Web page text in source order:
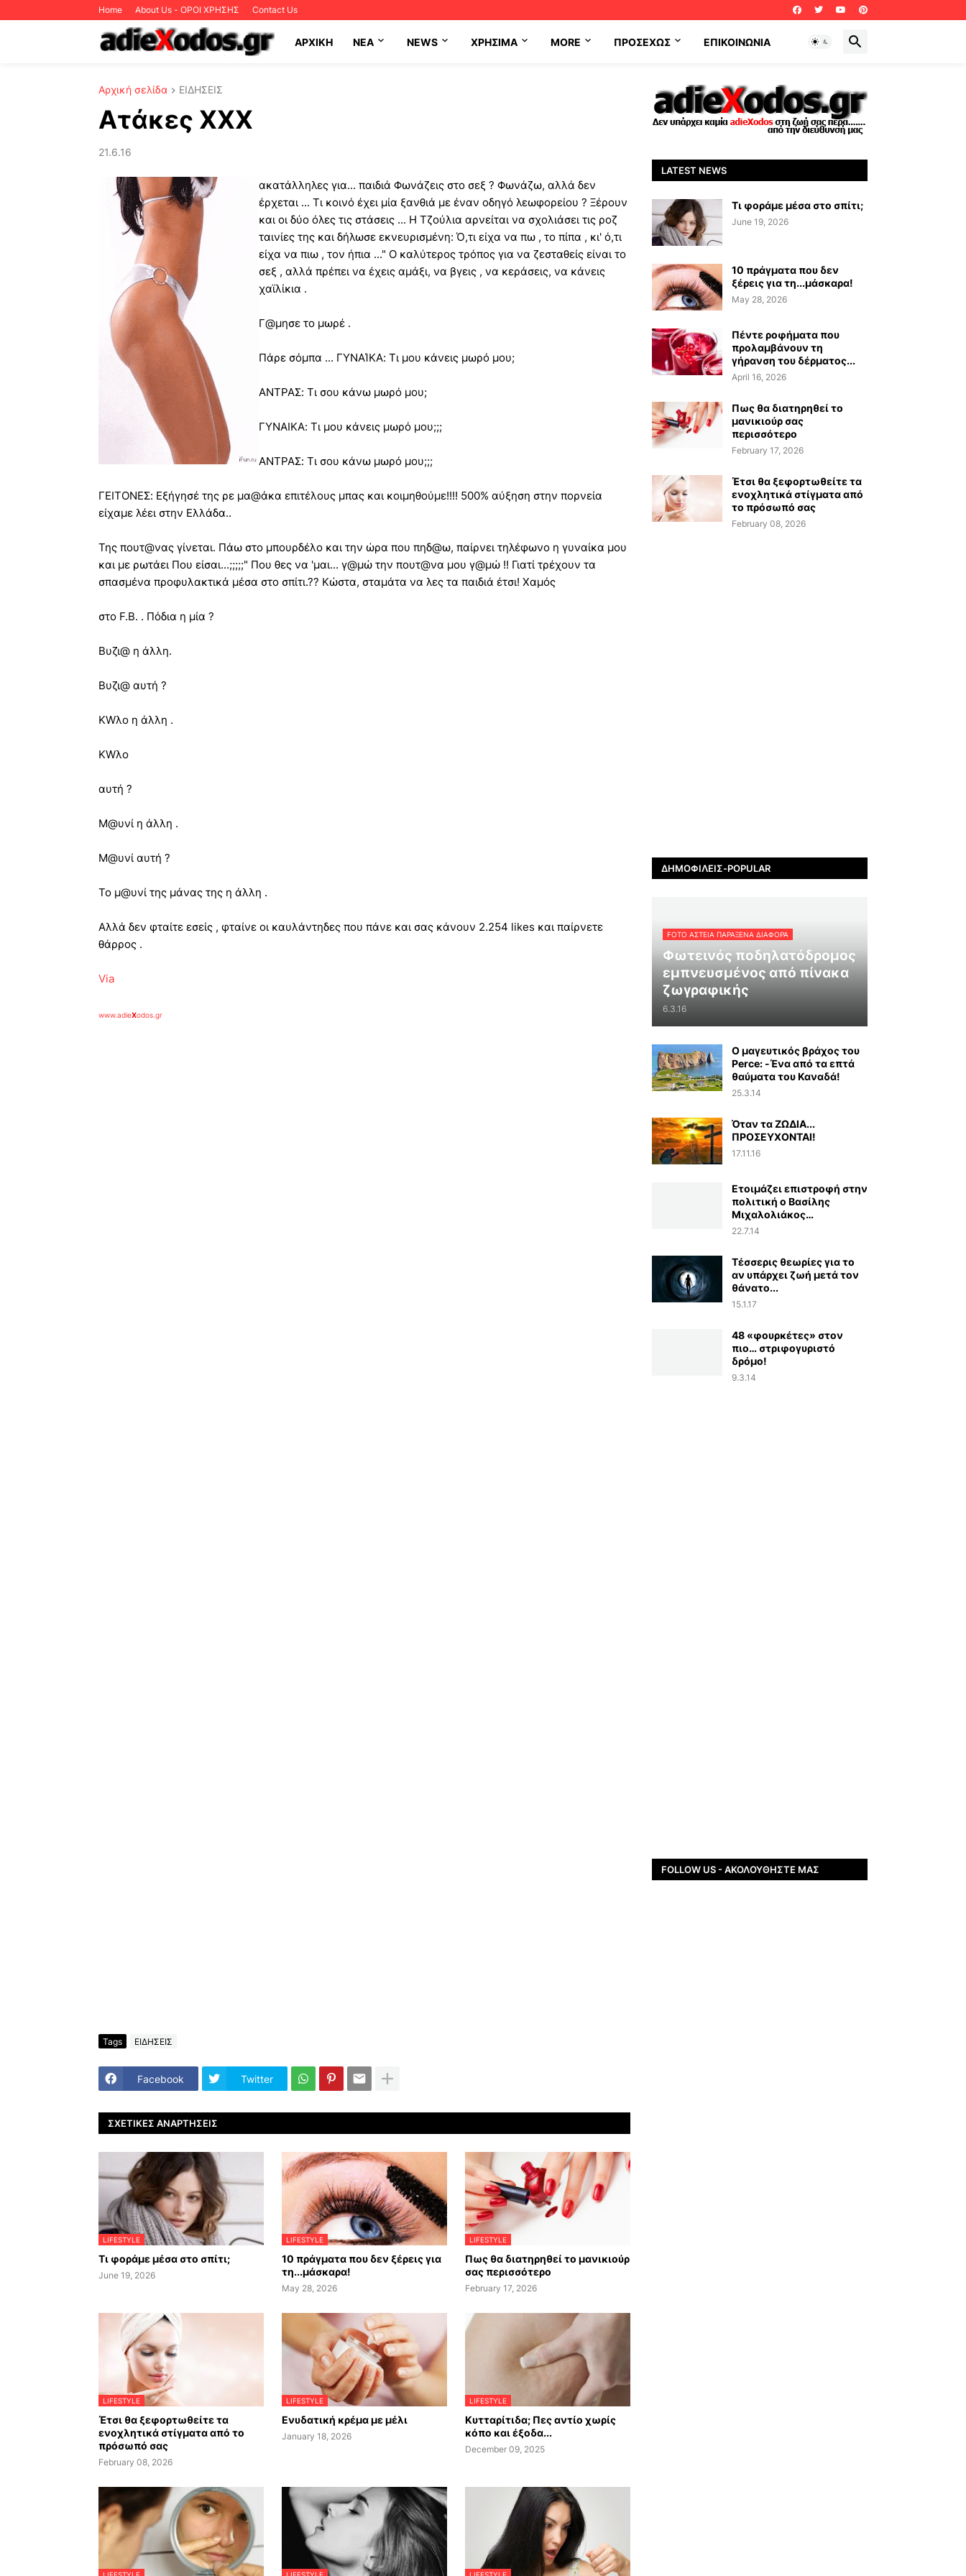
Home About Us - ΟΡΟΙ ΧΡΗΣΗΣ Contact Us
ΑΡΧΙΚΗ NEA NEWS ΧΡΉΣΙΜΑ MORE ΠΡΟΣΕΧΩΣ ΕΠΙΚΟΙΝΩΝΊΑ
Αρχική σελίδα ΕΙΔΗΣΕΙΣ
Ατάκες ΧΧΧ
21.6.16
ακατάλληλες για... παιδιά Φωνάζεις στο σεξ ? Φωνάζω, αλλά δεν
έρχεται ... Τι κοινό έχει μία ξανθιά με έναν οδηγό λεωφορείου ? Ξέρουν
και οι δύο όλες τις στάσεις ... Η Τζούλια αρνείται να σχολιάσει τις ροζ
ταινίες της και δήλωσε εκνευρισμένη: Ό,τι είχα να πω , το πίπα , κι' ό,τι
είχα να πιω , τον ήπια ..." Ο καλύτερος τρόπος για να ζεσταθείς είναι το
σεξ , αλλά πρέπει να έχεις αμάξι, να βγεις , να κεράσεις, να κάνεις
χαϊλίκια .
Γ@μησε το μωρέ .
Πάρε σόμπα ... ΓΥΝΑΊΚΑ: Τι μου κάνεις μωρό μου;
ΑΝΤΡΑΣ: Τι σου κάνω μωρό μου;
ΓΥΝΑΙΚΑ: Τι μου κάνεις μωρό μου;;;
ΑΝΤΡΑΣ: Τι σου κάνω μωρό μου;;;
ΓΕΙΤΟΝΕΣ: Εξήγησέ της ρε μα@άκα επιτέλους μπας και κοιμηθούμε!!!! 500% αύξηση στην πορνεία
είχαμε λέει στην Ελλάδα..
Της πουτ@νας γίνεται. Πάω στο μπουρδέλο και την ώρα που πηδ@ω, παίρνει τηλέφωνο η γυναίκα μου
και με ρωτάει Που είσαι...;;;;;" Που θες να 'μαι... γ@μώ την πουτ@να μου γ@μώ !! Γιατί τρέχουν τα
σπασμένα προφυλακτικά μέσα στο σπίτι.?? Κώστα, σταμάτα να λες τα παιδιά έτσι! Χαμός
στο F.B. . Πόδια η μία ?
Βυζι@ η άλλη.
Βυζι@ αυτή ?
ΚWλο η άλλη .
ΚWλο
αυτή ?
Μ@υνί η άλλη .
Μ@υνί αυτή ?
Το μ@υνί της μάνας της η άλλη .
Αλλά δεν φταίτε εσείς , φταίνε οι καυλάντηδες που πάνε και σας κάνουν 2.254 likes και παίρνετε
θάρρος .
Via
www.adieXodos.gr
Tags ΕΙΔΗΣΕΙΣ
Facebook Twitter
ΣΧΕΤΙΚΈΣ ΑΝΑΡΤΉΣΕΙΣ
LIFESTYLE
Τι φοράμε μέσα στο σπίτι;
June 19, 2026
LIFESTYLE
10 πράγματα που δεν ξέρεις για
τη...μάσκαρα!
May 28, 2026
LIFESTYLE
Πως θα διατηρηθεί το μανικιούρ
σας περισσότερο
February 17, 2026
LIFESTYLE
Έτσι θα ξεφορτωθείτε τα
ενοχλητικά στίγματα από το
πρόσωπό σας
February 08, 2026
LIFESTYLE
Ενυδατική κρέμα με μέλι
January 18, 2026
LIFESTYLE
Κυτταρίτιδα; Πες αντίο χωρίς
κόπο και έξοδα...
December 09, 2025
LATEST NEWS
Τι φοράμε μέσα στο σπίτι;
June 19, 2026
10 πράγματα που δεν
ξέρεις για τη...μάσκαρα!
May 28, 2026
Πέντε ροφήματα που
προλαμβάνουν τη
γήρανση του δέρματος...
April 16, 2026
Πως θα διατηρηθεί το
μανικιούρ σας
περισσότερο
February 17, 2026
Έτσι θα ξεφορτωθείτε τα
ενοχλητικά στίγματα από
το πρόσωπό σας
February 08, 2026
ΔΗΜΟΦΙΛΕΊΣ-POPULAR
FOTO ΑΣΤΕΙΑ ΠΑΡΑΞΕΝΑ ΔΙΑΦΟΡΑ
Φωτεινός ποδηλατόδρομος
εμπνευσμένος από πίνακα
ζωγραφικής
6.3.16
Ο μαγευτικός βράχος του
Perce: -Ένα από τα επτά
θαύματα του Καναδά!
25.3.14
Όταν τα ΖΩΔΙΑ...
ΠΡΟΣΕΥΧΟΝΤΑΙ!
17.11.16
Ετοιμάζει επιστροφή στην
πολιτική ο Βασίλης
Μιχαλολιάκος…
22.7.14
Τέσσερις θεωρίες για το
αν υπάρχει ζωή μετά τον
θάνατο...
15.1.17
48 «φουρκέτες» στον
πιο… στριφογυριστό
δρόμο!
9.3.14
FOLLOW US - ΑΚΟΛΟΥΘΉΣΤΕ ΜΑΣ